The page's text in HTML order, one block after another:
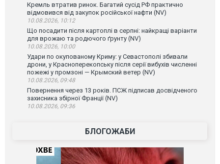
Кремль втратив ринок. Багатий сусід РФ практично
відмовився від закупок російської нафти (NV)
10.08.2026, 10:12
Що посадити після картоплі в серпні: найкращі варіанти
для врожаю та родючого ґрунту (NV)
10.08.2026, 10:00
Удари по окупованому Криму: у Севастополі збивали
дрони, у Красноперекопську після серії вибухів численні
пожежі у промзоні — Крымский ветер (NV)
10.08.2026, 09:48
Повернення через 13 років. ПСЖ підписав досвідченого
захисника збірної Франції (NV)
10.08.2026, 09:36
БЛОГОЖАБИ